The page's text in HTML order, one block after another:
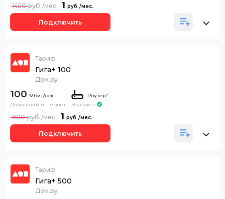
1
1450
Подключить
Тариф
Гига+ 100
Дом.ру
100
Домашний интернет
Роутер*
Включен
1
900
Подключить
Тариф
Гига+ 500
Дом.ру